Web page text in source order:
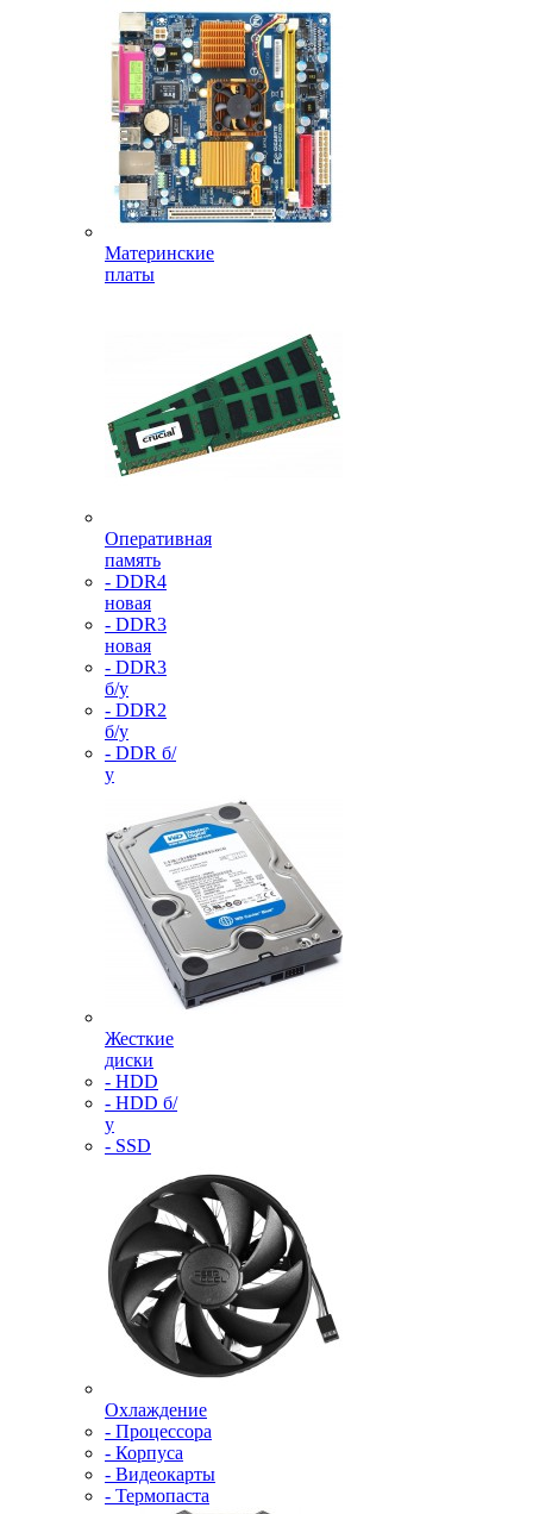
Материнские
платы
Оперативная
память
- DDR4
новая
- DDR3
новая
- DDR3
б/у
- DDR2
б/у
- DDR б/
у
Жесткие
диски
- HDD
- HDD б/
у
- SSD
Охлаждение
- Процессора
- Корпуса
- Видеокарты
- Термопаста